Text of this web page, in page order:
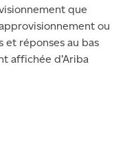
que
ou
et réponses au bas
affichée d’Ariba